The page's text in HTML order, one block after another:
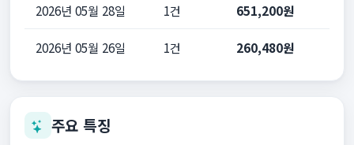
2026년 05월 28일 1건 651,200원
2026년 05월 26일 1건 260,480원
주요 특징